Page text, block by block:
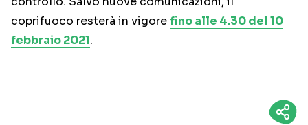
coprifuoco resterà in vigore fino alle 4.30 del 10
febbraio 2021.